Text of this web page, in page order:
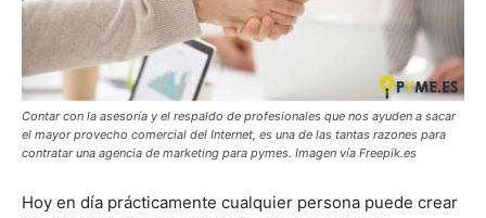
Contar con la asesoría y el respaldo de profesionales que nos ayuden a sacar
el mayor provecho comercial del Internet, es una de las tantas razones para
contratar una agencia de marketing para pymes. Imagen vía Freepik.es
Hoy en día prácticamente cualquier persona puede crear